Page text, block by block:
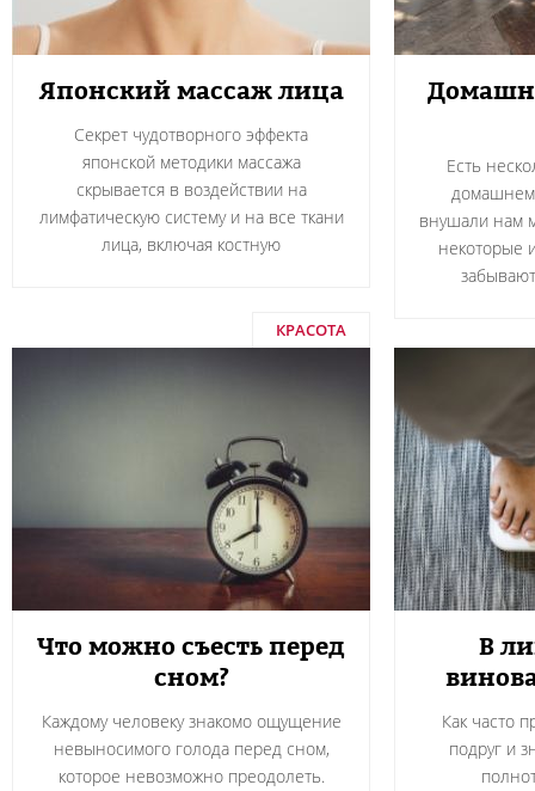
Японский массаж лица
Секрет чудотворного эффекта
японской методики массажа
скрывается в воздействии на
лимфатическую систему и на все ткани
лица, включая костную
Есть
домашнем
внушали нам
некоторые
КРАСОТА
Что можно съесть перед
сном?
Каждому человеку знакомо ощущение
невыносимого голода перед сном,
которое невозможно преодолеть.
В
Как часто
подруг и